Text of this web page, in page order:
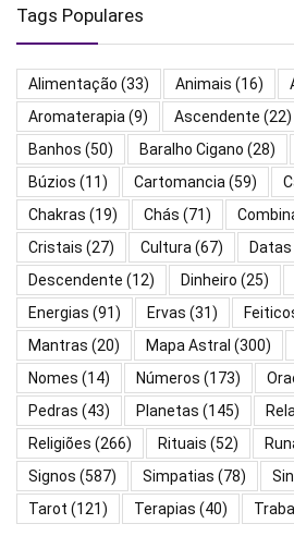
Tags Populares
Alimentação (33) Animais (16)
Aromaterapia (9) Ascendente (22)
Banhos (50) Baralho Cigano (28)
Búzios (11) Cartomancia (59)
Chakras (19) Chás (71)
Cristais (27) Cultura (67) Datas
Descendente (12) Dinheiro (25)
Energias (91) Ervas (31)
Mantras (20) Mapa Astral (300)
Nomes (14) Números (173)
Pedras (43) Planetas (145)
Religiões (266) Rituais (52)
Signos (587) Simpatias (78)
Tarot (121) Terapias (40)